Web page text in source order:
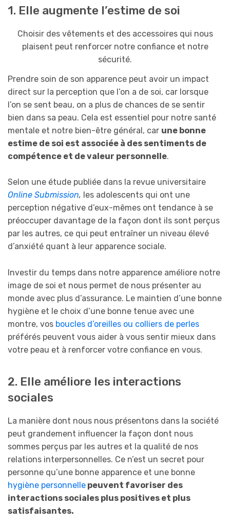
1. Elle augmente l’estime de soi
Choisir des vêtements et des accessoires qui nous
plaisent peut renforcer notre confiance et notre
sécurité.
Prendre soin de son apparence peut avoir un impact
direct sur la perception que l’on a de soi, car lorsque
l’on se sent beau, on a plus de chances de se sentir
bien dans sa peau. Cela est essentiel pour notre santé
mentale et notre bien-être général, car une bonne
estime de soi est associée à des sentiments de
compétence et de valeur personnelle.
Selon une étude publiée dans la revue universitaire
Online Submission, les adolescents qui ont une
perception négative d’eux-mêmes ont tendance à se
préoccuper davantage de la façon dont ils sont perçus
par les autres, ce qui peut entraîner un niveau élevé
d’anxiété quant à leur apparence sociale.
Investir du temps dans notre apparence améliore notre
image de soi et nous permet de nous présenter au
monde avec plus d’assurance. Le maintien d’une bonne
hygiène et le choix d’une bonne tenue avec une
montre, vos boucles d’oreilles ou colliers de perles
préférés peuvent vous aider à vous sentir mieux dans
votre peau et à renforcer votre confiance en vous.
2. Elle améliore les interactions
sociales
La manière dont nous nous présentons dans la société
peut grandement influencer la façon dont nous
sommes perçus par les autres et la qualité de nos
relations interpersonnelles. Ce n’est un secret pour
personne qu’une bonne apparence et une bonne
hygiène personnelle peuvent favoriser des
interactions sociales plus positives et plus
satisfaisantes.